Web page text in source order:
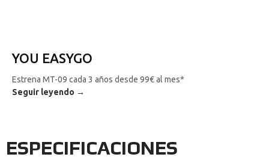
YOU EASYGO
Estrena MT-09 cada 3 años desde 99€ al mes*
Seguir leyendo →
ESPECIFICACIONES